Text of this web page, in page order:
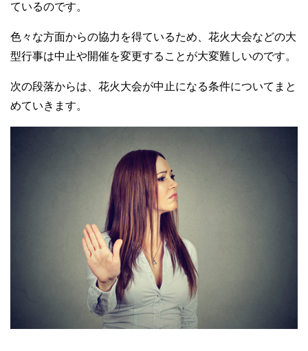
ているのです。
色々な方面からの協力を得ているため、花火大会などの大
型行事は中止や開催を変更することが大変難しいのです。
次の段落からは、花火大会が中止になる条件についてまと
めていきます。